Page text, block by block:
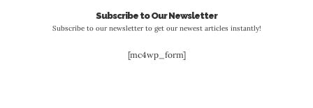
Subscribe to Our Newsletter
Subscribe to our newsletter to get our newest articles instantly!
[mc4wp_form]